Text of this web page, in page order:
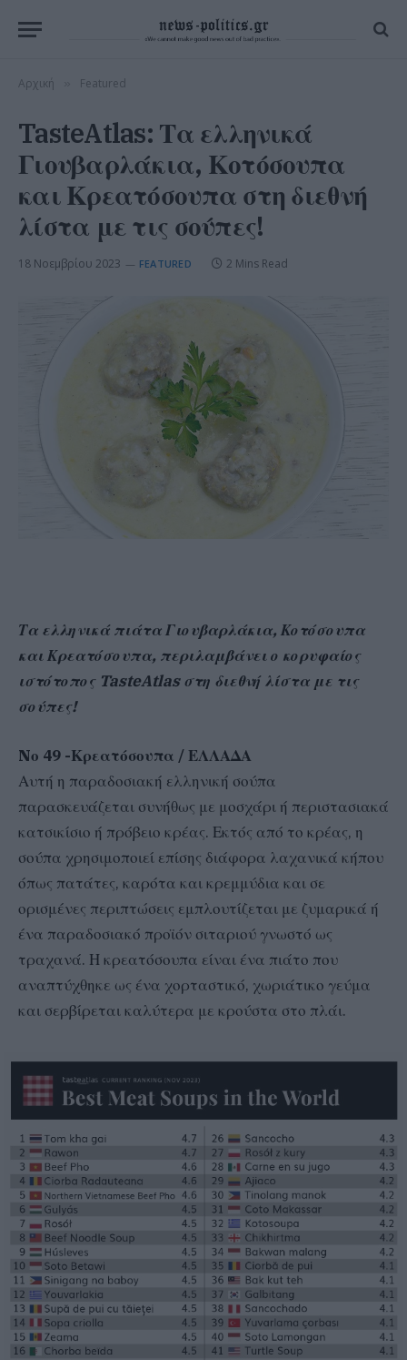
Αρχική Featured
TasteAtlas: Τα ελληνικά
Γιουβαρλάκια, Κοτόσουπα
και Κρεατόσουπα στη διεθνή
λίστα με τις σούπες!
18 Νοεμβρίου 2023 FEATURED 2 Mins Read
Τα ελληνικά πιάτα Γιουβαρλάκια, Κοτόσουπα
και Κρεατόσουπα, περιλαμβάνει ο κορυφαίος
ιστότοπος TasteAtlas στη διεθνή λίστα με τις
σούπες!
Nο 49 -Κρεατόσουπα / ΕΛΛΑΔΑ
Αυτή η παραδοσιακή ελληνική σούπα
παρασκευάζεται συνήθως με μοσχάρι ή περιστασιακά
κατσικίσιο ή πρόβειο κρέας. Εκτός από το κρέας, η
σούπα χρησιμοποιεί επίσης διάφορα λαχανικά κήπου
όπως πατάτες, καρότα και κρεμμύδια και σε
ορισμένες περιπτώσεις εμπλουτίζεται με ζυμαρικά ή
ένα παραδοσιακό προϊόν σιταριού γνωστό ως
τραχανά. Η κρεατόσουπα είναι ένα πιάτο που
αναπτύχθηκε ως ένα χορταστικό, χωριάτικο γεύμα
και σερβίρεται καλύτερα με κρούστα στο πλάι.